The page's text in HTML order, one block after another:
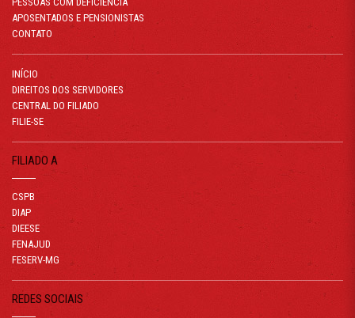
APOSENTADOS E PENSIONISTAS
CONTATO
INÍCIO
DIREITOS DOS SERVIDORES
CENTRAL DO FILIADO
FILIE-SE
FILIADO A
CSPB
DIAP
DIEESE
FENAJUD
FESERV-MG
REDES SOCIAIS